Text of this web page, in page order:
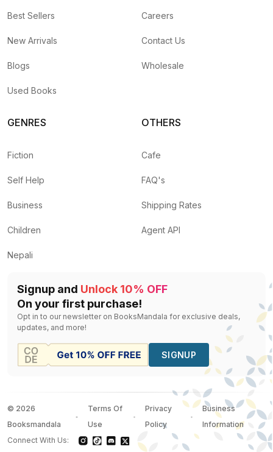
Best Sellers
New Arrivals
Blogs
Used Books
Careers
Contact Us
Wholesale
GENRES
Fiction
Self Help
Business
Children
Nepali
OTHERS
Cafe
FAQ's
Shipping Rates
Agent API
Signup and Unlock 10% OFF
On your first purchase!
Opt in to our newsletter on BooksMandala for exclusive deals,
updates, and more!
SIGNUP
© 2026
Booksmandala
Terms Of
Use
Privacy
Policy
Business
Information
Connect With Us: